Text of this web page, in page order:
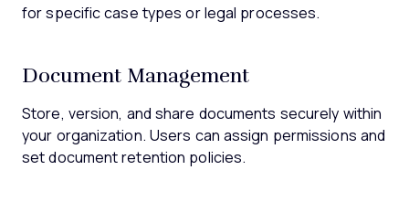
for specific case types or legal processes.
Document Management
Store, version, and share documents securely within
your organization. Users can assign permissions and
set document retention policies.